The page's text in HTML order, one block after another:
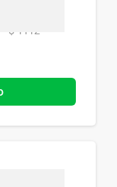
$ 1112